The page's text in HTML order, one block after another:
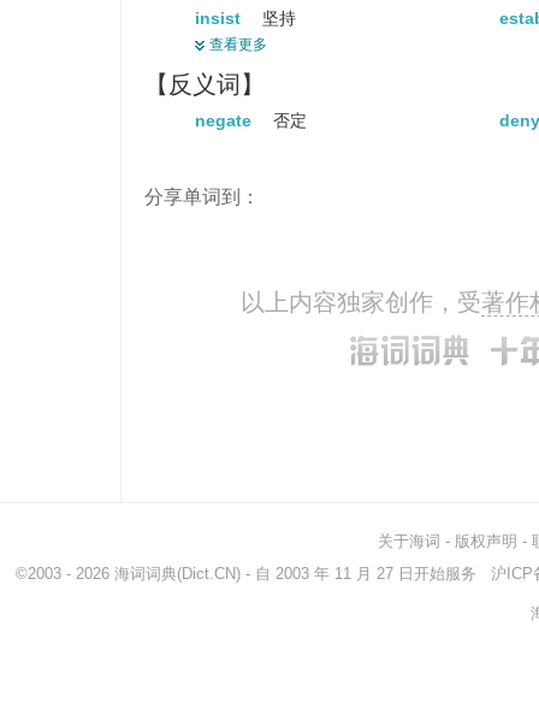
insist
坚持
announce
certify
ratify
批准
swan
corroborate
确证
查看更多
【反义词】
negate 否定
分享单词到：
以上内容独家创作，受著作
关于海词 - 版权声明 -
©2003 - 2026 海词词典(Dict.CN) - 自 2003 年 11 月 27 日开始服务 沪ICP